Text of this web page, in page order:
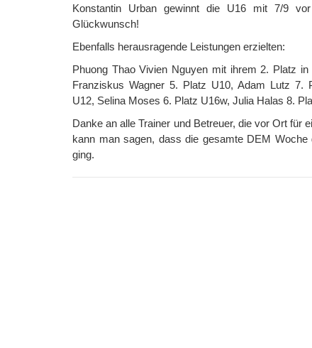
Konstantin Urban gewinnt die U16 mit 7/9
Glückwunsch!
Ebenfalls herausragende Leistungen erzielten:
Phuong Thao Vivien Nguyen mit ihrem 2. Platz
Franziskus Wagner 5. Platz U10, Adam Lutz 7.
U12, Selina Moses 6. Platz U16w, Julia Halas 8.
Danke an alle Trainer und Betreuer, die vor Ort für
kann man sagen, dass die gesamte DEM
ging.